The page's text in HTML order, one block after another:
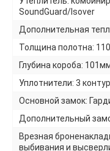
SoundGuard/Isover
Дополнительная
Толщина полотна:
Глубина короба:
Уплотнители: 3
Основной замок:
Дополнительный
Врезная
выбивания и